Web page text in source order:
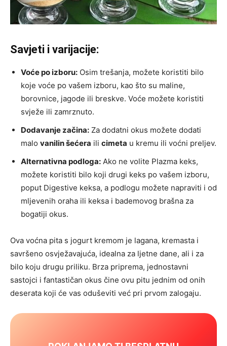
Savjeti i varijacije:
Voće po izboru: Osim trešanja, možete koristiti bilo
koje voće po vašem izboru, kao što su maline,
borovnice, jagode ili breskve. Voće možete koristiti
svježe ili zamrznuto.
Dodavanje začina: Za dodatni okus možete dodati
malo vanilin šećera ili cimeta u kremu ili voćni preljev.
Alternativna podloga: Ako ne volite Plazma keks,
možete koristiti bilo koji drugi keks po vašem izboru,
poput Digestive keksa, a podlogu možete napraviti i od
mljevenih oraha ili keksa i bademovog brašna za
bogatiji okus.
Ova voćna pita s jogurt kremom je lagana, kremasta i
savršeno osvježavajuća, idealna za ljetne dane, ali i za
bilo koju drugu priliku. Brza priprema, jednostavni
sastojci i fantastičan okus čine ovu pitu jednim od onih
deserata koji će vas oduševiti već pri prvom zalogaju.